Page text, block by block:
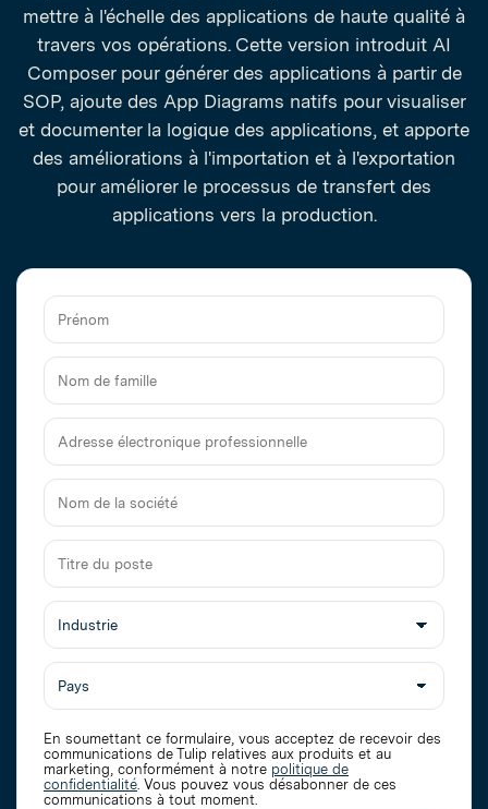
Prénom
Nom
de
famille
Adresse
électronique
professionnelle
Nom
de
la
société
Titre
du
poste
En soumettant ce formulaire, vous acceptez de recevoir des
communications de Tulip relatives aux produits et au
marketing, conformément à notre politique de
confidentialité. Vous pouvez vous désabonner de ces
communications à tout moment.
mettre à l'échelle des applications de haute qualité à
travers vos opérations. Cette version introduit AI
Composer pour générer des applications à partir de
SOP, ajoute des App Diagrams natifs pour visualiser
et documenter la logique des applications, et apporte
des améliorations à l'importation et à l'exportation
pour améliorer le processus de transfert des
applications vers la production.